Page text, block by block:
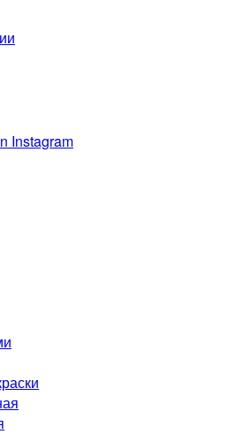
Instagram